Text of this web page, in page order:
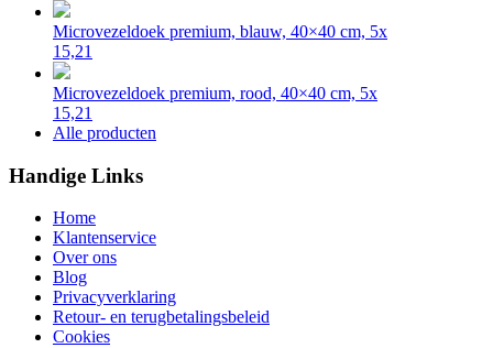
Microvezeldoek premium, blauw, 40×40 cm, 5x
15,21
Microvezeldoek premium, rood, 40×40 cm, 5x
15,21
Alle producten
Handige Links
Home
Klantenservice
Over ons
Blog
Privacyverklaring
Retour- en terugbetalingsbeleid
Cookies